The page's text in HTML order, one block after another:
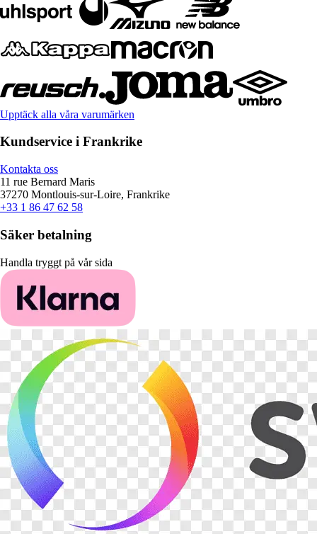
Upptäck alla våra varumärken
Kundservice i Frankrike
Kontakta oss
11 rue Bernard Maris
37270 Montlouis-sur-Loire, Frankrike
+33 1 86 47 62 58
Säker betalning
Handla tryggt på vår sida